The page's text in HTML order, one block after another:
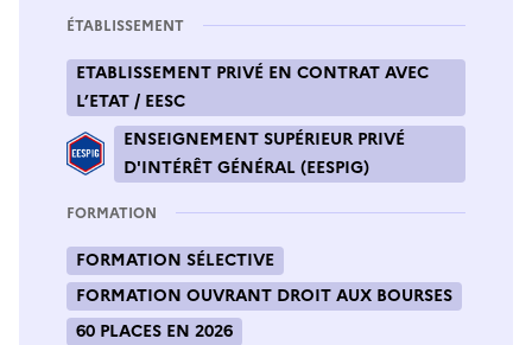
ÉTABLISSEMENT
ETABLISSEMENT PRIVÉ EN CONTRAT AVEC
L’ETAT / EESC
ENSEIGNEMENT SUPÉRIEUR PRIVÉ
D'INTÉRÊT GÉNÉRAL (EESPIG)
FORMATION
FORMATION SÉLECTIVE
FORMATION OUVRANT DROIT AUX BOURSES
60 PLACES EN 2026